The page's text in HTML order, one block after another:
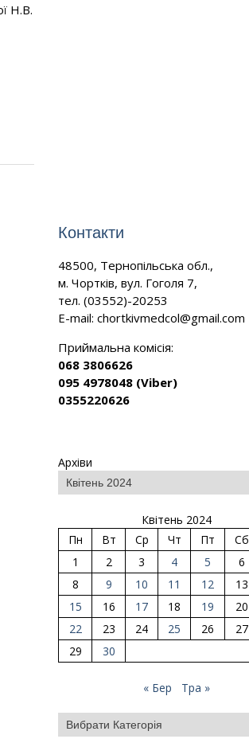
Н.В.
Контакти
48500, Тернопільська обл.,
м. Чортків, вул. Гоголя 7,
тел. (03552)-20253
E-mail:chortkivmedcol@gmail.com
Приймальна комісія:
068 3806626
095 4978048 (Viber)
0355220626
Архіви
Квітень 2024
Пн
Вт Ср Чт Пт Сб
1
2 3 4 5 6
8
9 10 11 12 13
15
16 17 18 19 20
22
23 24 25 26 27
29
30
« Бер Тра »
Категорії